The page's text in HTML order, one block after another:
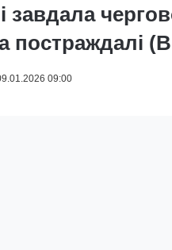
завдала
постраждалі
09:00